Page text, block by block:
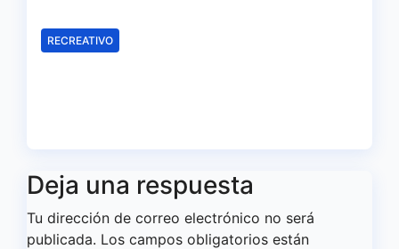
RECREATIVO
Deja una respuesta
Tu dirección de correo electrónico no será
publicada. Los campos obligatorios están